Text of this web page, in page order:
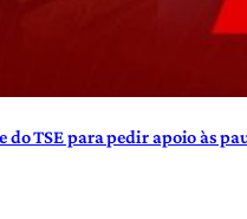
do TSE para pedir apoio às